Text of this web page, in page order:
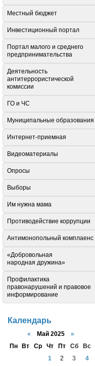
Местный бюджет
Инвестиционный портал
Портал малого и среднего
предпринимательства
Деятельность
антитеррористической
комиссии
ГО и ЧС
Муниципальные образования
Интернет-приемная
Видеоматериалы
Опросы
Выборы
Им нужна мама
Противодействие коррупции
Антимонопольный комплаенс
«Добровольная
народная дружина»
Профилактика
правонарушений и правовое
информирование
Календарь
« Май 2025 »
Пн
Вт Ср Чт Пт Сб
Вс
1
2 3
4